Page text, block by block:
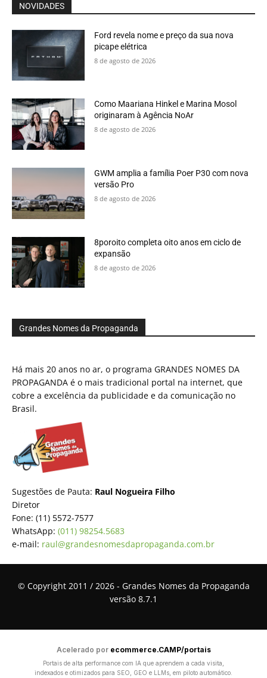
NOVIDADES
Ford revela nome e preço da sua nova
picape elétrica
8 de agosto de 2026
Como Maariana Hinkel e Marina Mosol
originaram à Agência NoAr
8 de agosto de 2026
GWM amplia a família Poer P30 com nova
versão Pro
8 de agosto de 2026
8poroito completa oito anos em ciclo de
expansão
8 de agosto de 2026
Grandes Nomes da Propaganda
Há mais 20 anos no ar, o programa GRANDES NOMES DA
PROPAGANDA é o mais tradicional portal na internet, que
cobre a excelência da publicidade e da comunicação no
Brasil.
Sugestões de Pauta: Raul Nogueira Filho
Diretor
Fone: (11) 5572-7577
WhatsApp: (011) 98254.5683
e-mail: raul@grandesnomesdapropaganda.com.br
© Copyright 2011 / 2026 - Grandes Nomes da Propaganda
versão 8.7.1
Acelerado por ecommerce.CAMP/portais
Portais de alta performance com IA que aprendem a cada visita,
indexados e otimizados para SEO, GEO e LLMs, em piloto automático.